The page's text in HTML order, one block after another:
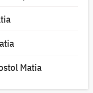
Matia